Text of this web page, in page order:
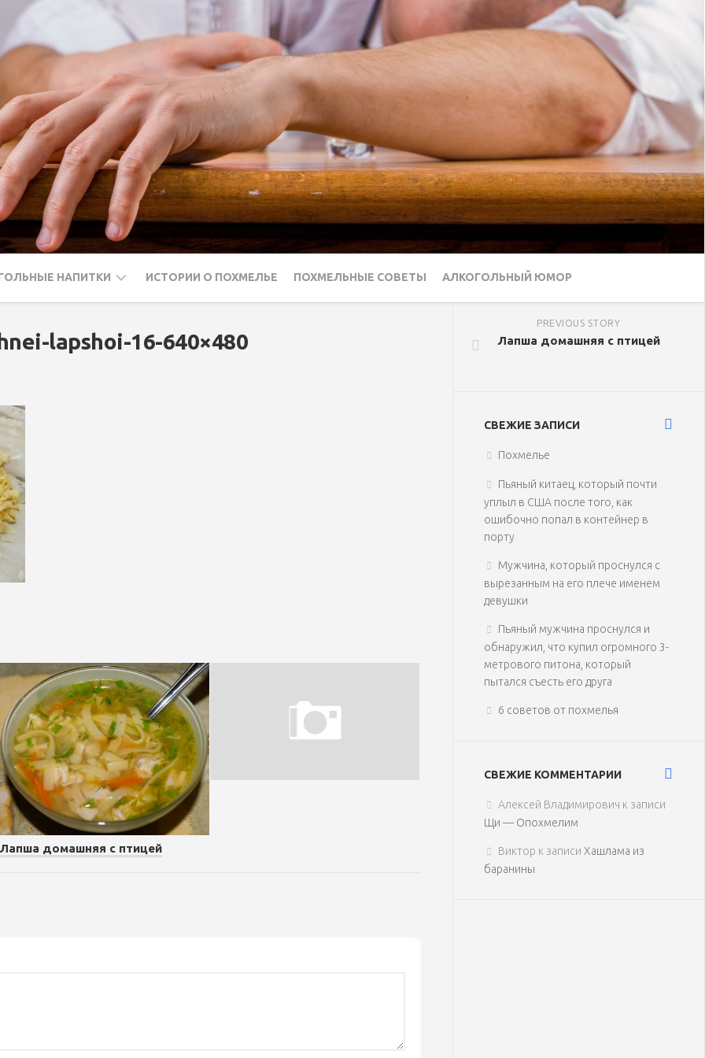
НАПИТКИ ИСТОРИИ О ПОХМЕЛЬЕ ПОХМЕЛЬНЫЕ СОВЕТЫ АЛКОГОЛЬНЫЙ ЮМОР
lapshoi-16-640×480
Лапша домашняя с птицей
PREVIOUS STORY
Лапша домашняя с птицей
СВЕЖИЕ ЗАПИСИ
Похмелье
Пьяный китаец, который почти
уплыл в США после того, как
ошибочно попал в контейнер в
порту
Мужчина, который проснулся с
вырезанным на его плече именем
девушки
Пьяный мужчина проснулся и
обнаружил, что купил огромного 3-
метрового питона, который
пытался съесть его друга
6 советов от похмелья
СВЕЖИЕ КОММЕНТАРИИ
Алексей Владимирович к записи
Щи — Опохмелим
Виктор к записи Хашлама из
баранины